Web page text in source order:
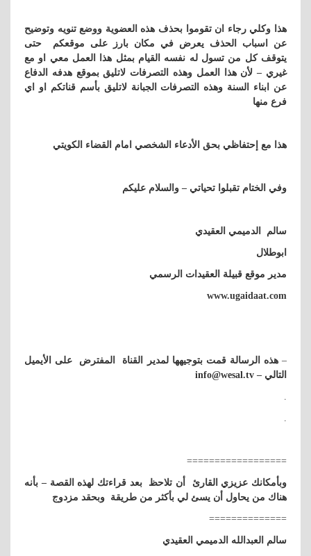
هذا وكلي رجاء ان تقوموا بحذف هذه العضوية ووضع تنويه وتوضيح
عن اسباب الحذف يعرض في مكان بارز على موقعكم حتى
يتوقف كل من تسول له نفسه القيام بمثل هذا العمل معي او مع
غيري – لأن هذا العمل وهذه التصرفات لاتليق بموقع هدفه الدفاع
عن ابناء السنة وهذه التصرفات الجبانة لاتليق بأسم قناتكم او اي
فرع منها
هذا مع إحتفاظي بحق الأدعاء الشخصي امام القضاء الكويتي
وفي الختام تقبلوا تحياتي – والسلام عليكم
سالم الدميمي العقيدي
ابوطلال
مدير موقع قبيلة العقيدات الرسمي
www.ugaidaat.com
–هذه الرسالة قمت بتوجيهها لمدير القناة المفترض على الأيميل
التالي – info@wesal.tv
.
.
==================
وبأمكانك عزيزي القارئ أن تلاحظ بعد قراءتك لهذه القصة – بأنه
هناك من يحاول أن يسئ لي بأكثر من طريقة وبحقد مزدوج
==============
سالم العبدالله الدميمي العقيدي